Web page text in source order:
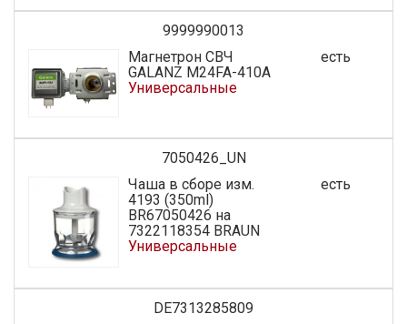
9999990013
Магнетрон СВЧ
GALANZ M24FA-410A
Универсальные
есть
7050426_UN
Чаша в сборе изм.
4193 (350ml)
BR67050426 на
7322118354 BRAUN
Универсальные
есть
DE7313285809